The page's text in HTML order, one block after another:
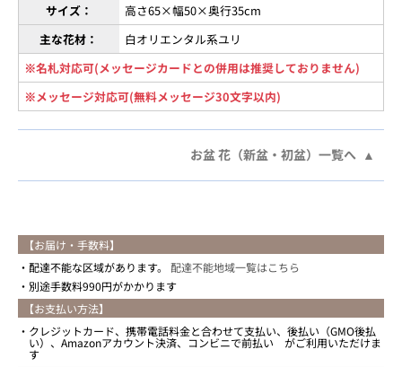
サイズ：
高さ65×幅50×奥行35cm
主な花材：
白オリエンタル系ユリ
※名札対応可(メッセージカードとの併用は推奨しておりません)
※メッセージ対応可(無料メッセージ30文字以内)
お盆 花（新盆・初盆）一覧へ
【お届け・手数料】
配達不能な区域があります。 配達不能地域一覧はこちら
別途手数料990円がかかります
【お支払い方法】
クレジットカード、携帯電話料金と合わせて支払い、後払い（GMO後払
い）、Amazonアカウント決済、コンビニで前払い がご利用いただけま
す